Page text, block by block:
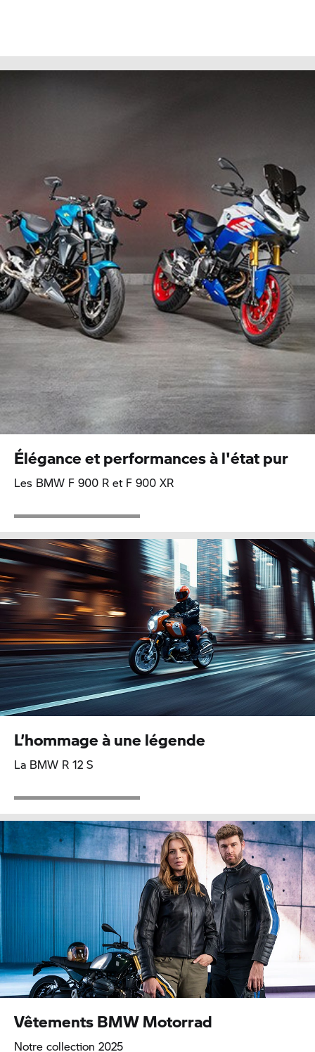
Élégance et performances à l'état pur
Les BMW F 900 R et F 900 XR
L’hommage à une légende
La BMW R 12 S
VêtementsBMW Motorrad
Notre collection 2025